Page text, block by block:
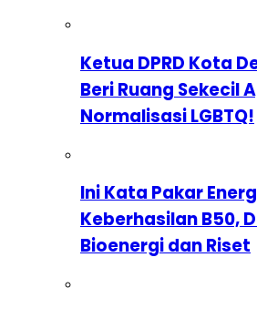
Ketua DPRD Kota
Beri Ruang Sekecil
Normalisasi LGBTQ!
Ini Kata Pakar
Keberhasilan B50,
Bioenergi dan Riset